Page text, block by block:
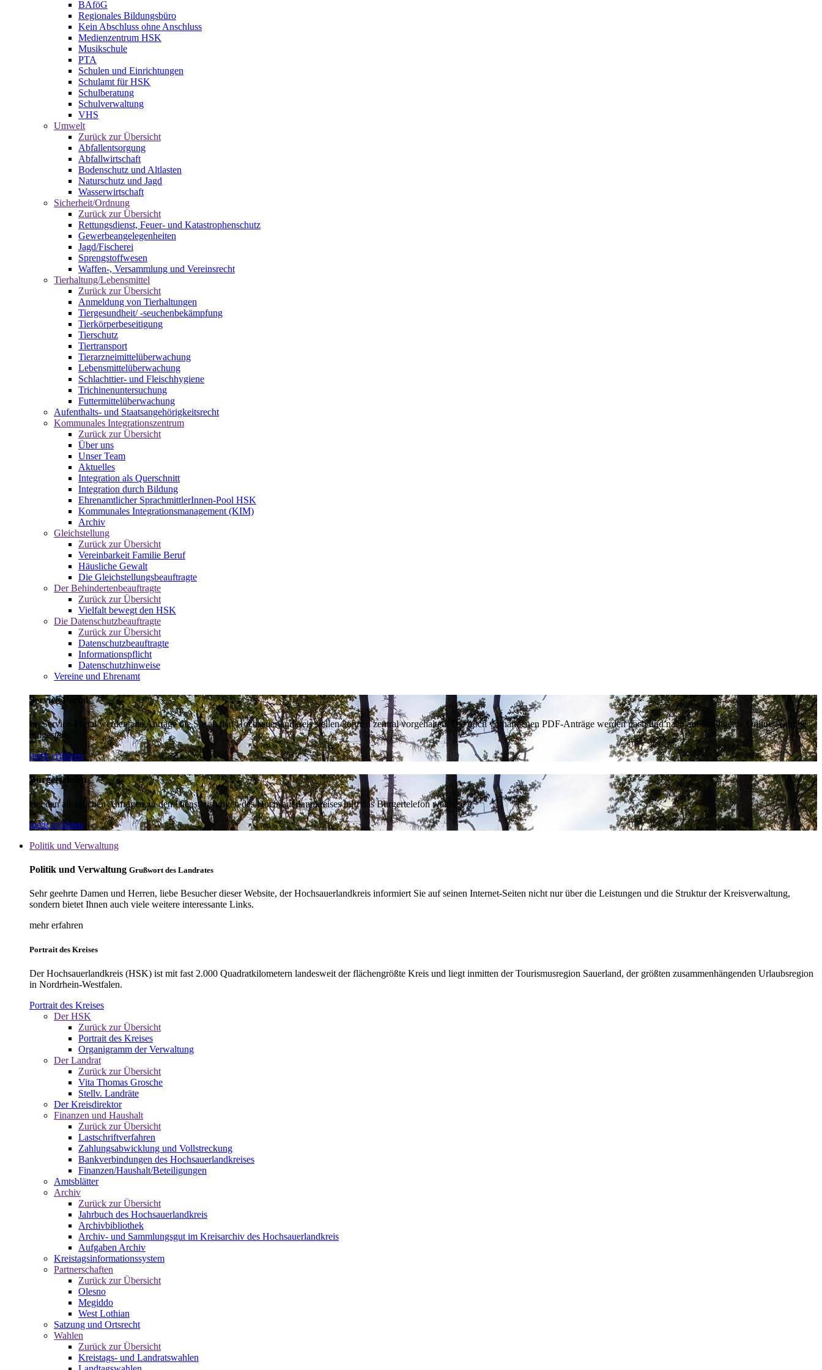
BAföG
Regionales Bildungsbüro
Kein Abschluss ohne Anschluss
Medienzentrum HSK
Musikschule
PTA
Schulen und Einrichtungen
Schulamt für HSK
Schulberatung
Schulverwaltung
VHS
Umwelt
Zurück zur Übersicht
Abfallentsorgung
Abfallwirtschaft
Bodenschutz und Altlasten
Naturschutz und Jagd
Wasserwirtschaft
Sicherheit/Ordnung
Zurück zur Übersicht
Rettungsdienst, Feuer- und Katastrophenschutz
Gewerbeangelegenheiten
Jagd/Fischerei
Sprengstoffwesen
Waffen-, Versammlung und Vereinsrecht
Tierhaltung/Lebensmittel
Zurück zur Übersicht
Anmeldung von Tierhaltungen
Tiergesundheit/ -seuchenbekämpfung
Tierkörperbeseitigung
Tierschutz
Tiertransport
Tierarzneimittelüberwachung
Lebensmittelüberwachung
Schlachttier- und Fleischhygiene
Trichinenuntersuchung
Futtermittelüberwachung
Aufenthalts- und Staatsangehörigkeitsrecht
Kommunales Integrationszentrum
Zurück zur Übersicht
Über uns
Unser Team
Aktuelles
Integration als Querschnitt
Integration durch Bildung
Ehrenamtlicher SprachmittlerInnen-Pool HSK
Kommunales Integrationsmanagement (KIM)
Archiv
Gleichstellung
Zurück zur Übersicht
Vereinbarkeit Familie Beruf
Häusliche Gewalt
Die Gleichstellungsbeauftragte
Der Behindertenbeauftragte
Zurück zur Übersicht
Vielfalt bewegt den HSK
Die Datenschutzbeauftragte
Zurück zur Übersicht
Datenschutzbeauftragte
Informationspflicht
Datenschutzhinweise
Vereine und Ehrenamt
Service-Portal
Im Service-Portal werden alle Anträge die Sie an den Hochsauerlandkreis stellen können zentral vorgehalten. Die noch vorhandenen PDF-Anträge werden nach und nach auf intelligente Online-Anträge
umgestellt.
mehr erfahren
Bürgertelefon
Bei den alltäglichen Anfragen zu den Dienstleistungen des Hochsauerlandkreises hilft das Bürgertelefon weiter.
mehr erfahren
Politik und Verwaltung
Politik und Verwaltung Grußwort des Landrates
Sehr geehrte Damen und Herren, liebe Besucher dieser Website, der Hochsauerlandkreis informiert Sie auf seinen Internet-Seiten nicht nur über die Leistungen und die Struktur der Kreisverwaltung,
sondern bietet Ihnen auch viele weitere interessante Links.
mehr erfahren
Portrait des Kreises
Der Hochsauerlandkreis (HSK) ist mit fast 2.000 Quadratkilometern landesweit der flächengrößte Kreis und liegt inmitten der Tourismusregion Sauerland, der größten zusammenhängenden Urlaubsregion
in Nordrhein-Westfalen.
Portrait des Kreises
Der HSK
Zurück zur Übersicht
Portrait des Kreises
Organigramm der Verwaltung
Der Landrat
Zurück zur Übersicht
Vita Thomas Grosche
Stellv. Landräte
Der Kreisdirektor
Finanzen und Haushalt
Zurück zur Übersicht
Lastschriftverfahren
Zahlungsabwicklung und Vollstreckung
Bankverbindungen des Hochsauerlandkreises
Finanzen/Haushalt/Beteiligungen
Amtsblätter
Archiv
Zurück zur Übersicht
Jahrbuch des Hochsauerlandkreis
Archivbibliothek
Archiv- und Sammlungsgut im Kreisarchiv des Hochsauerlandkreis
Aufgaben Archiv
Kreistagsinformationssystem
Partnerschaften
Zurück zur Übersicht
Olesno
Megiddo
West Lothian
Satzung und Ortsrecht
Wahlen
Zurück zur Übersicht
Kreistags- und Landratswahlen